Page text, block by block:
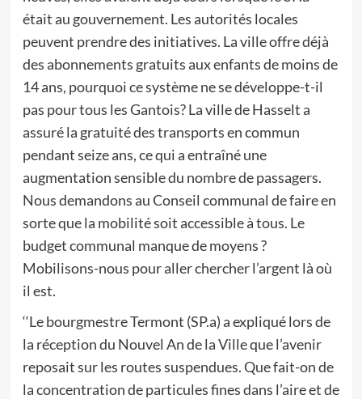
était au gouvernement. Les autorités locales
peuvent prendre des initiatives. La ville offre déjà
des abonnements gratuits aux enfants de moins de
14 ans, pourquoi ce système ne se développe-t-il
pas pour tous les Gantois? La ville de Hasselt a
assuré la gratuité des transports en commun
pendant seize ans, ce qui a entraîné une
augmentation sensible du nombre de passagers.
Nous demandons au Conseil communal de faire en
sorte que la mobilité soit accessible à tous. Le
budget communal manque de moyens ?
Mobilisons-nous pour aller chercher l’argent là où
il est.
‘‘Le bourgmestre Termont (SP.a) a expliqué lors de
la réception du Nouvel An de la Ville que l’avenir
reposait sur les routes suspendues. Que fait-on de
la concentration de particules fines dans l’aire et de